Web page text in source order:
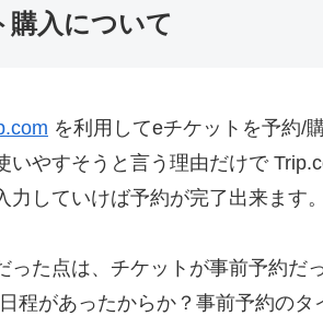
購入について
を利用してeチケットを予約/
いやすそうと言う理由だけで
力していけば予約が完了出来ます。
った点は、チケットが事前予約だ
程があったからか？事前予約のタ